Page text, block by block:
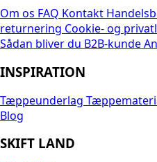
Om os FAQ Kontakt
returnering Cookie- og
Sådan bliver du B2B-kunde
INSPIRATION
Tæppeunderlag
Blog
SKIFT LAND